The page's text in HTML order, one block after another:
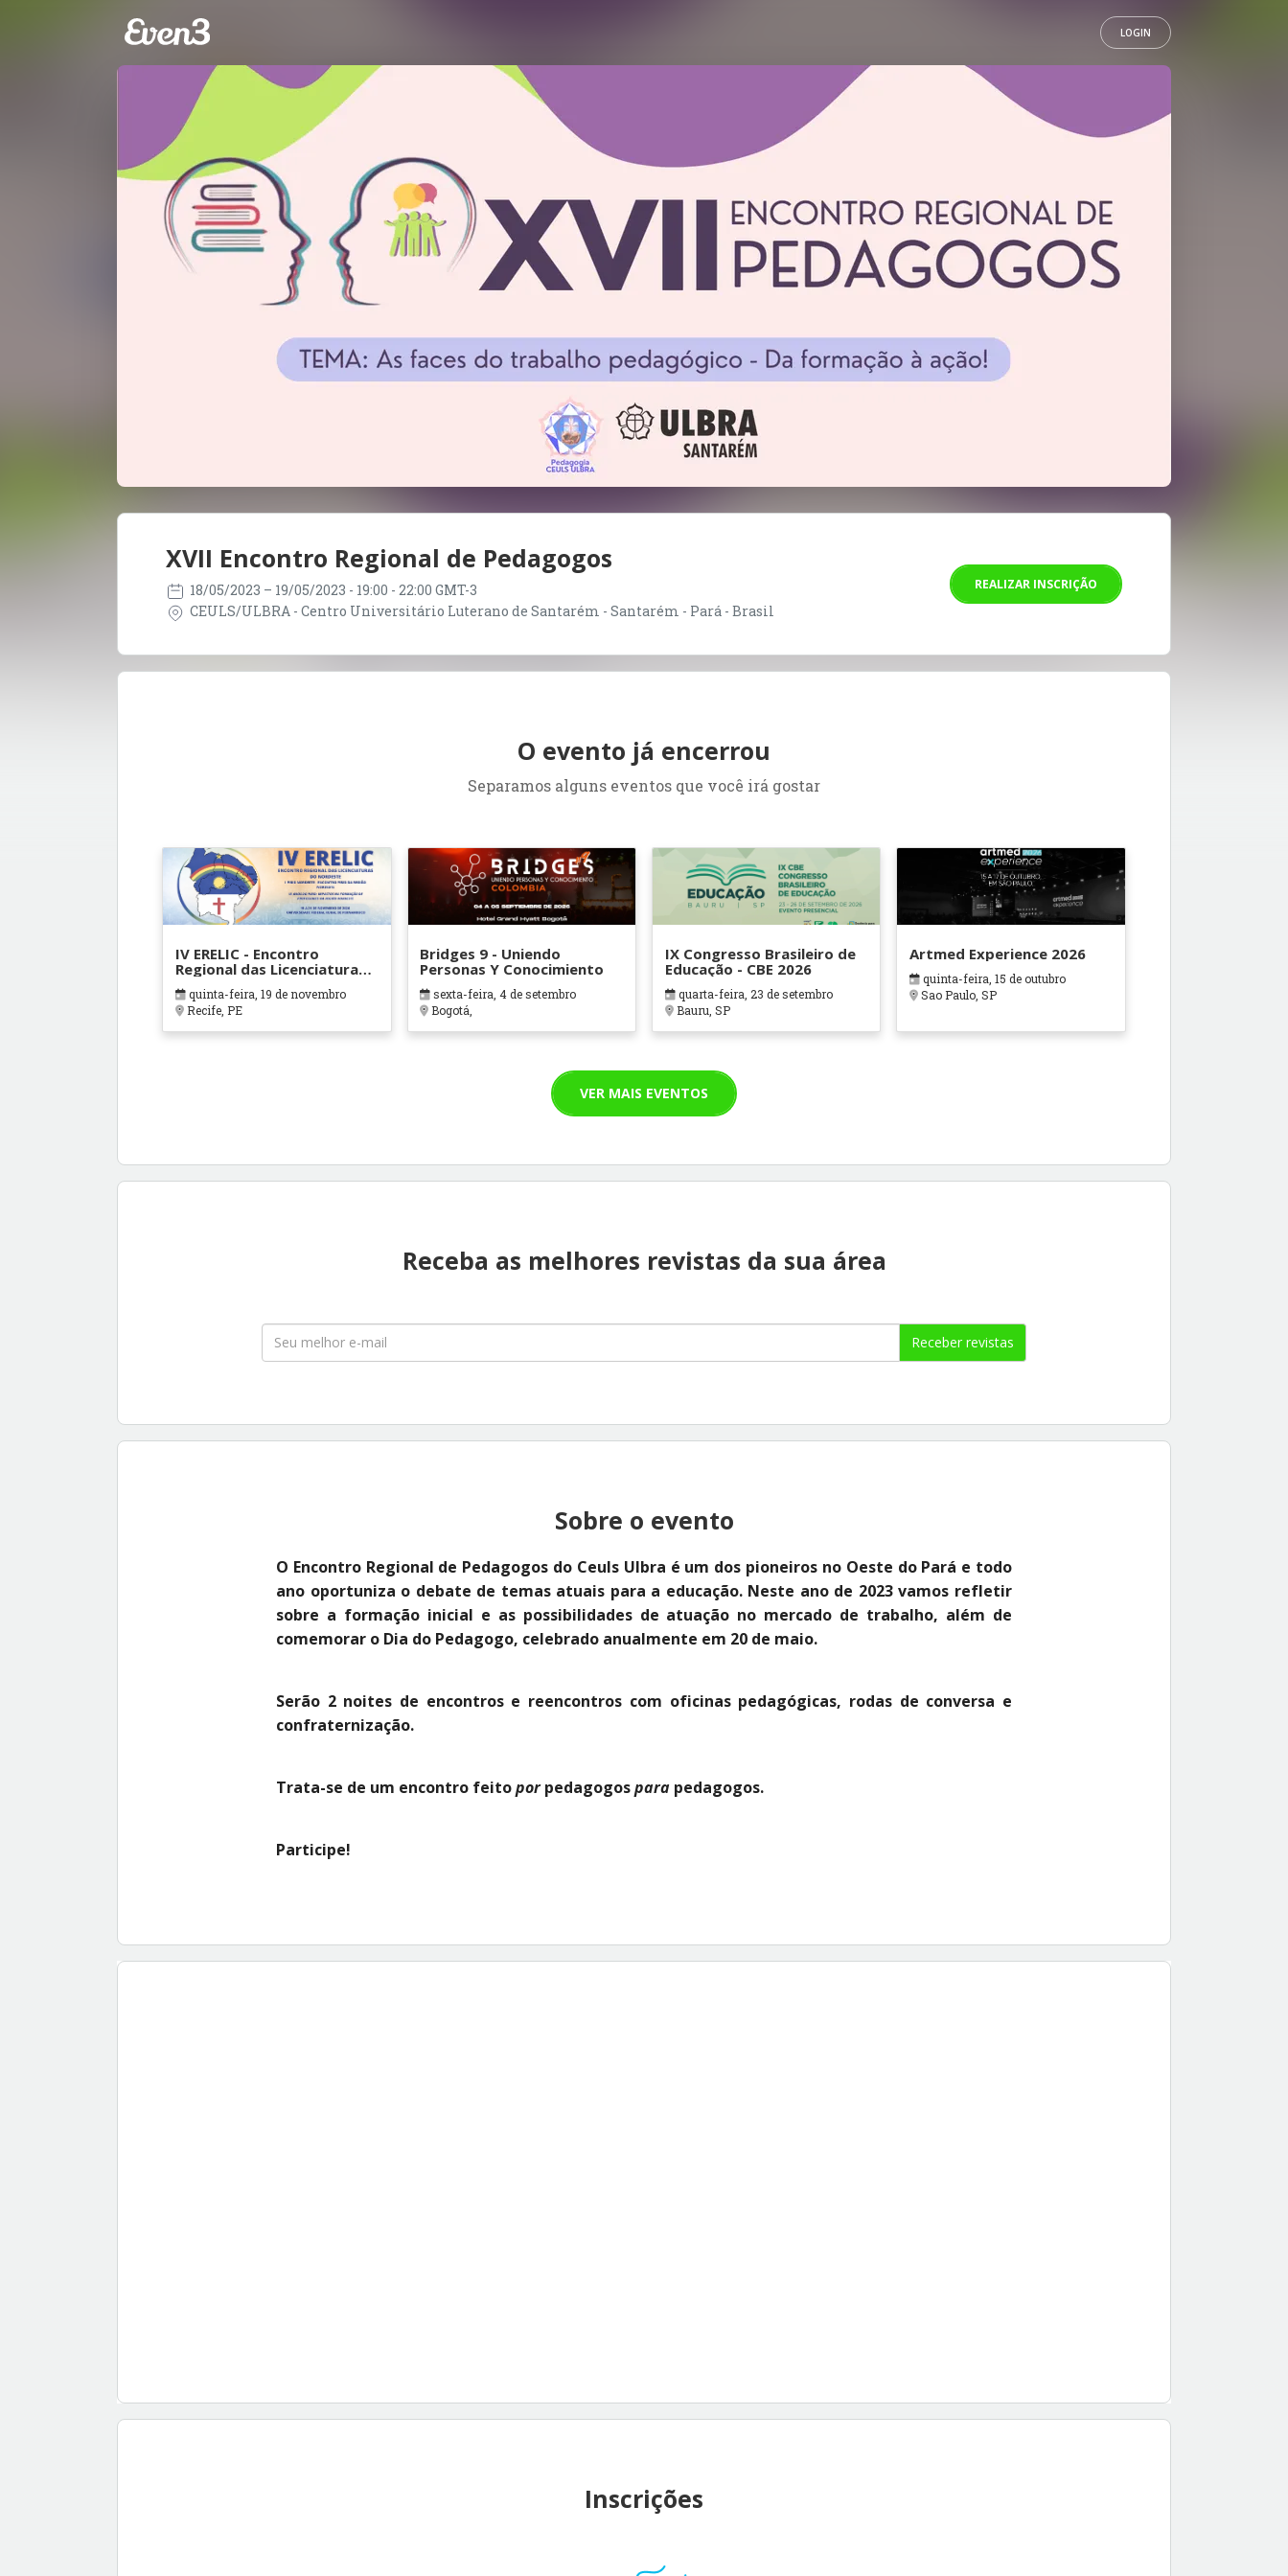
LOGIN
XVII Encontro Regional de Pedagogos
18/05/2023 – 19/05/2023 - 19:00 - 22:00 GMT-3
CEULS/ULBRA - Centro Universitário Luterano de Santarém - Santarém - Pará - Brasil
REALIZAR INSCRIÇÃO
O evento já encerrou
Separamos alguns eventos que você irá gostar
IV ERELIC - Encontro
Regional das Licenciaturas
do Nordeste e I Pibid
Nordeste
quinta-feira, 19 de novembro
Recife, PE
Bridges 9 - Uniendo
Personas Y Conocimiento
sexta-feira, 4 de setembro
Bogotá,
IX Congresso Brasileiro de
Educação - CBE 2026
quarta-feira, 23 de setembro
Bauru, SP
Artmed Experience 2026
quinta-feira, 15 de outubro
Sao Paulo, SP
VER MAIS EVENTOS
Receba as melhores revistas da sua área
Receber revistas
Sobre o evento
O Encontro Regional de Pedagogos do Ceuls Ulbra é um dos pioneiros no Oeste do Pará e todo
ano oportuniza o debate de temas atuais para a educação. Neste ano de 2023 vamos refletir
sobre a formação inicial e as possibilidades de atuação no mercado de trabalho, além de
comemorar o Dia do Pedagogo, celebrado anualmente em 20 de maio.
Serão 2 noites de encontros e reencontros com oficinas pedagógicas, rodas de conversa e
confraternização.
Trata-se de um encontro feitoporpedagogospara pedagogos.
Participe!
Inscrições